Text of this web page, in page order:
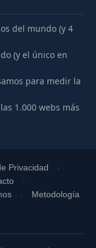
del mundo (y 4
(y el único en
para medir la
1.000 webs más
Privacidad
Metodología